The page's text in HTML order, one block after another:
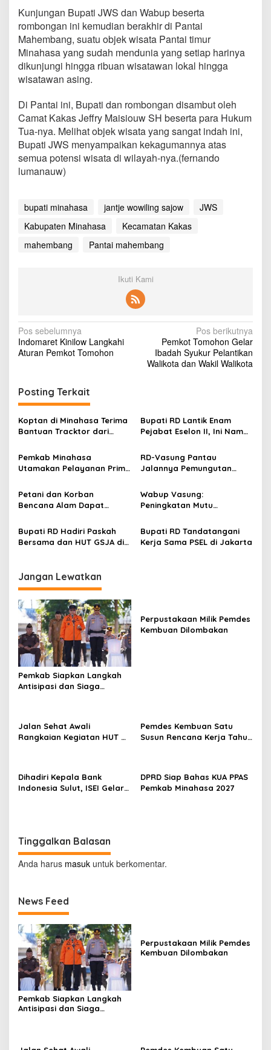
a
i
M
a
h
e
a
n
g
Kunjungan Bupati JWS dan Wabup beserta
rombongan ini kemudian berakhir di Pantai
Mahembang, suatu objek wisata Pantai timur
Minahasa yang sudah mendunia yang setiap harinya
dikunjungi hingga ribuan wisatawan lokal hingga
wisatawan asing.
Di Pantai ini, Bupati dan rombongan disambut oleh
Camat Kakas Jeffry Maisiouw SH beserta para Hukum
Tua-nya. Melihat objek wisata yang sangat indah ini,
Bupati JWS menyampaikan kekagumannya atas
semua potensi wisata di wilayah-nya.(fernando
lumanauw)
bupati minahasa jantje wowiling sajow
JWS
Kabupaten Minahasa
Kecamatan Kakas
mahembang
Pantai mahembang
Ikuti Kami
N
a
i
g
a
s
i
p
s
Pos sebelumnya
Indomaret Kinilow Langkahi
Aturan Pemkot Tomohon
Pos berikutnya
Pemkot Tomohon Gelar
Ibadah Syukur Pelantikan
Walikota dan Wakil Walikota
Posting Terkait
Koptan di Minahasa Terima
Bantuan Tracktor dari
Ketahanan Pangan
Bupati RD Lantik Enam
Pejabat Eselon II, Ini Nama-
Pemkab Minahasa
Utamakan Pelayanan Prima
RD-Vasung Pantau
Jalannya Pemungutan
Minahasa
Petani dan Korban
Bencana Alam Dapat
Minahasa
Wabup Vasung:
Peningkatan Mutu
Bupati RD Hadiri Paskah
Bersama dan HUT GSJA di
Bupati RD Tandatangani
Kerja Sama PSEL di Jakarta
Jangan Lewatkan
Pemkab Siapkan Langkah
Antisipasi dan Siaga
Perpustakaan Milik Pemdes
Kembuan Dilombakan
Jalan Sehat Awali
Rangkaian Kegiatan HUT RI
Pemdes Kembuan Satu
Susun Rencana Kerja Tahun
Dihadiri Kepala Bank
Indonesia Sulut, ISEI Gelar
DPRD Siap Bahas KUA PPAS
Pemkab Minahasa 2027
Tinggalkan Balasan
Anda harus masuk untuk berkomentar.
News Feed
Pemkab Siapkan Langkah
Antisipasi dan Siaga
Perpustakaan Milik Pemdes
Kembuan Dilombakan